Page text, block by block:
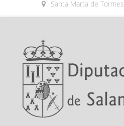
Santa Marta de Tormes